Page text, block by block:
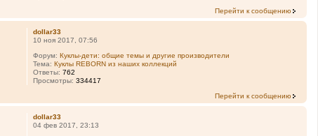
Перейти к сообщению
dollar33
10 ноя 2017, 07:56
Форум:Куклы-дети: общие темы и другие производители
Тема:Куклы REBORN из наших коллекций
Ответы:762
Просмотры:334417
Перейти к сообщению
dollar33
04 фев 2017, 23:13